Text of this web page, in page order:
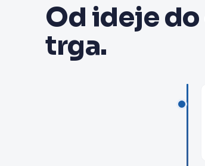
Od ideje
trga.